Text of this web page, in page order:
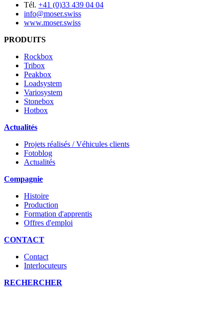
Tél. +41 (0)33 439 04 04
info@moser.swiss
www.moser.swiss
PRODUITS
Rockbox
Tribox
Peakbox
Loadsystem
Variosystem
Stonebox
Hotbox
Actualités
Projets réalisés / Véhicules clients
Fotoblog
Actualités
Compagnie
Histoire
Production
Formation d'apprentis
Offres d'emploi
CONTACT
Contact
Interlocuteurs
RECHERCHER